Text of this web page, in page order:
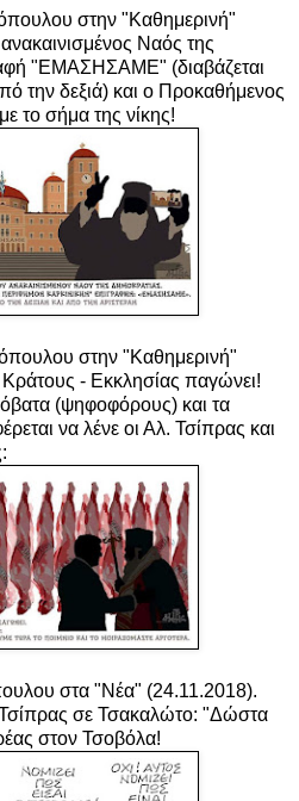
στην "Καθημερινή"
Ναός της
"ΕΜΑΣΗΣΑΜΕ" (διαβάζεται
την δεξιά) και ο Προκαθήμενος
το σήμα της νίκης!
στην "Καθημερινή"
- Εκκλησίας παγώνει!
(ψηφοφόρους) και τα
να λένε οι Αλ. Τσίπρας και
στα "Νέα" (24.11.2018).
σε Τσακαλώτο: "Δώστα
στον Τσοβόλα!